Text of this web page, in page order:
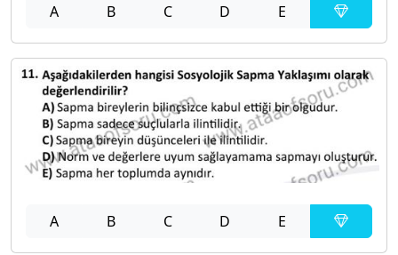
A B C D E
A B C D E